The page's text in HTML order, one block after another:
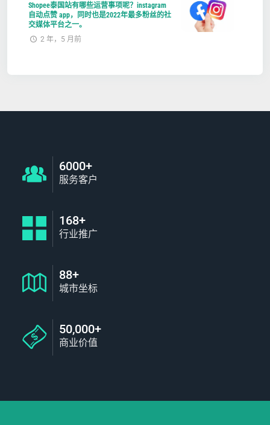
Shopee泰国站有哪些运营事项呢？instagram
自动点赞 app，同时也是2022年最多粉丝的社
交媒体平台之一。
2 年，5 月前
6000+
服务客户
168+
行业推广
88+
城市坐标
50,000+
商业价值